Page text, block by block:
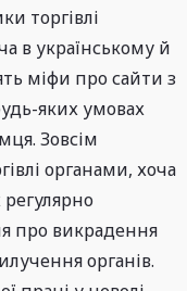
торгівлі
в українському й
міфи про сайти з
яких умовах
Зовсім
органами, хоча
регулярно
про викрадення
органів.